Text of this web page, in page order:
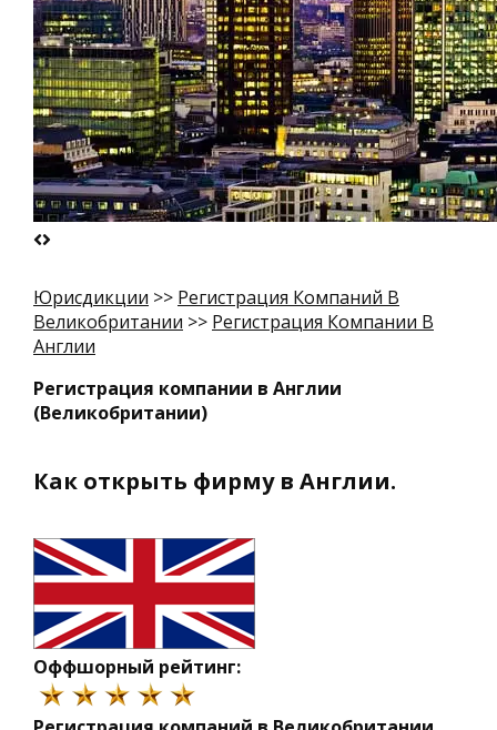
Юрисдикции >> Регистрация Компаний В
Великобритании >> Регистрация Компании В
Англии
Регистрация компании в Англии
(Великобритании)
Как открыть фирму в Англии.
Оффшорный рейтинг: